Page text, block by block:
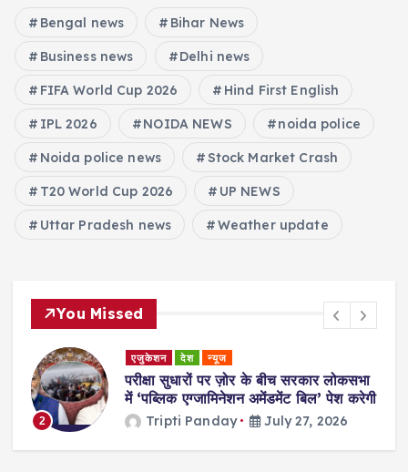
Bengal news Bihar News
Business news Delhi news
FIFA World Cup 2026 Hind First English
IPL 2026 NOIDA NEWS noida police
Noida police news Stock Market Crash
T20 World Cup 2026 UP NEWS
Uttar Pradesh news Weather update
You Missed
2
एजुकेशन देश न्यूज
परीक्षा सुधारों पर ज़ोर के बीच सरकार लोकसभा
में ‘पब्लिक एग्जामिनेशन अमेंडमेंट बिल’ पेश करेगी
Tripti Panday July 27, 2026